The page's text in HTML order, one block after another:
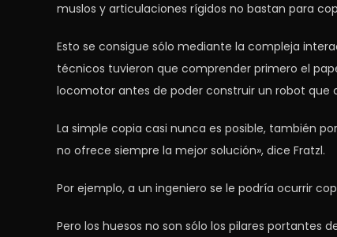
muslos y articulaciones rígidos no bastan para
Esto se consigue sólo mediante la compleja
técnicos tuvieron que comprender primero el
locomotor antes de poder construir un robot que
La simple copia casi nunca es posible, también
no ofrece siempre la mejor solución», dice Fratzl.
Por ejemplo, a un ingeniero se le podría ocurrir
Pero los huesos no son sólo los pilares portantes